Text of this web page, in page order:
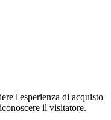
l'esperienza di acquisto
il visitatore.